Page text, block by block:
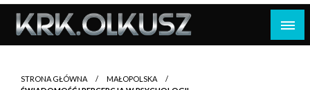
Skip
content
STRONA GŁÓWNA
MAŁOPOLSKA